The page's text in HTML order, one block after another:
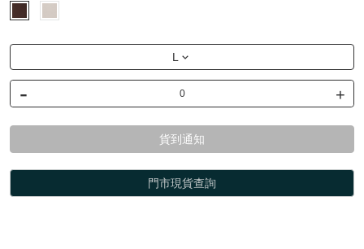
L
- +
貨到通知
門市現貨查詢